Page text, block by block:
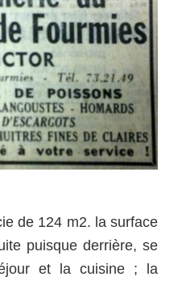
de 124 m2. la surface
puisque derrière, se
et la cuisine ; la